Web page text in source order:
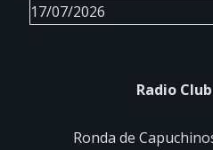
17/07/2026
Radio
Ronda de